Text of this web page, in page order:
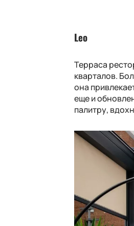
Leo
Терраса
кварталов.
она
еще и
палитру,